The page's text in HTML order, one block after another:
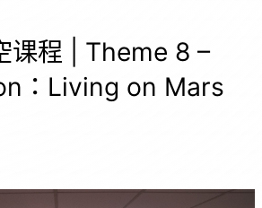
课程 | Theme 8 –
：Living on Mars